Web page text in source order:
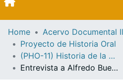
Inicio
Communities &
All of
Home
Proyecto de Historia Oral
(PHO-11) Historia de la UABC
Entrevista a Alfredo Buenrostro Ceballos